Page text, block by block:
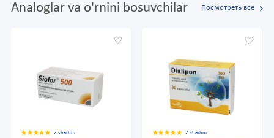
Analoglar va o'rnini bosuvchilar Посмотреть все
2 sharhni 2 sharhni